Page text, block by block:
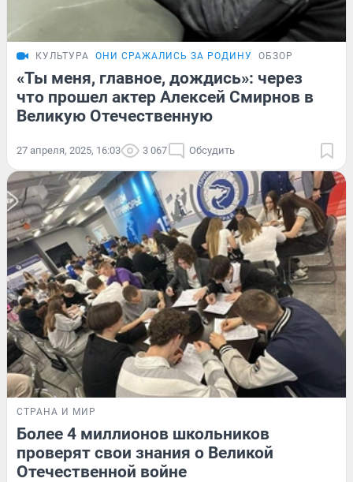
КУЛЬТУРА ОНИ СРАЖАЛИСЬ ЗА РОДИНУ ОБЗОР
«Ты меня, главное, дождись»: через
что прошел актер Алексей Смирнов в
Великую Отечественную
27 апреля, 2025, 16:03 3 067 Обсудить
СТРАНА И МИР
Более 4 миллионов школьников
проверят свои знания о Великой
Отечественной войне